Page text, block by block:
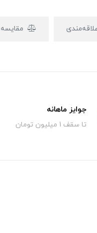
مقایسه
جوایز ماهانه
تا سقف 1 میلیون تومان